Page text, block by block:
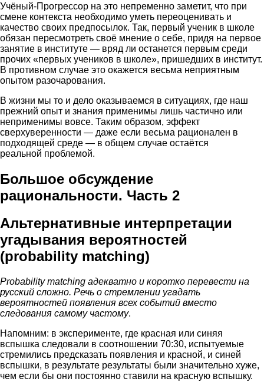
Учёный-Прогрессор на это непременно заметит, что при
смене контекста необходимо уметь переоценивать и
качество своих предпосылок. Так, первый ученик в школе
обязан пересмотреть своё мнение о себе, придя на первое
занятие в институте — вряд ли останется первым среди
прочих «первых учеников в школе», пришедших в институт.
В противном случае это окажется весьма неприятным
опытом разочарования.
В жизни мы то и дело оказываемся в ситуациях, где наш
прежний опыт и знания применимы лишь частично или
неприменимы вовсе. Таким образом, эффект
сверхуверенности — даже если весьма рационален в
подходящей среде — в общем случае остаётся
реальной проблемой.
Большое обсуждение
рациональности. Часть 2
Альтернативные интерпретации
угадывания вероятностей
(probability matching)
Probability matching адекватно и коротко перевести на
русский сложно. Речь о стремлении угадать
вероятностей появления всех событий вместо
следования самому частому.
Напомним: в эксперименте, где красная или синяя
вспышка следовали в соотношении 70:30, испытуемые
стремились предсказать появления и красной, и синей
вспышки, в результате результаты были значительно хуже,
чем если бы они постоянно ставили на красную вспышку.